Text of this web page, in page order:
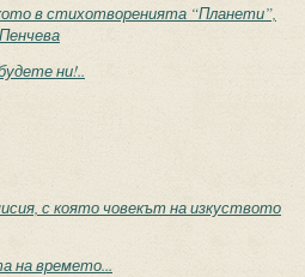
в стихотворенията “Планети”,
ни!..
с която човекът на изкуството
на времето...